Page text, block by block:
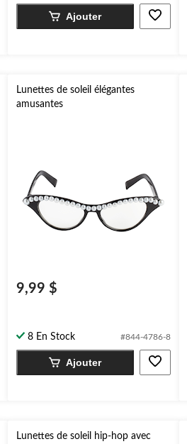
Ajouter
Lunettes de soleil élégantes
amusantes
9,99 $
8 En Stock #844-4786-8
Ajouter
Lunettes de soleil hip-hop avec